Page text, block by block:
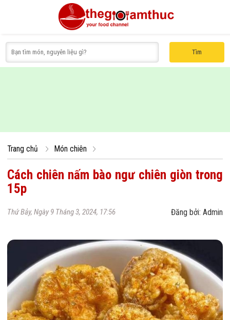
Tìm
Trang chủ Món chiên
Cách chiên nấm bào ngư chiên giòn trong
15p
Thứ Bảy, Ngày 9 Tháng 3, 2024, 17:56 Đăng bởi: Admin